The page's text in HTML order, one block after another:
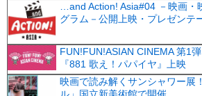
…and Action! Asia#04 －映画・
グラム－公開上映・プレゼンテ
FUN!FUN!ASIAN CINEMA 第1
『881 歌え！パパイヤ』上映
映画で読み解くサンシャワー展